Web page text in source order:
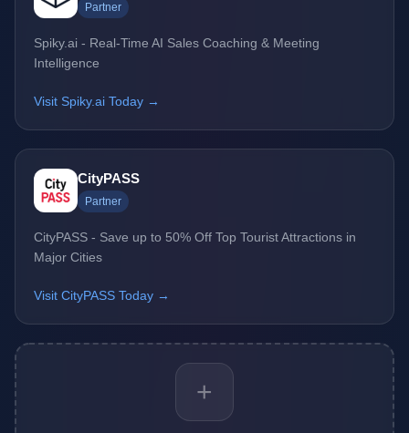
Partner
Spiky.ai - Real-Time AI Sales Coaching & Meeting
Intelligence
Visit Spiky.ai Today →
CityPASS
Partner
CityPASS - Save up to 50% Off Top Tourist Attractions in
Major Cities
Visit CityPASS Today →
+